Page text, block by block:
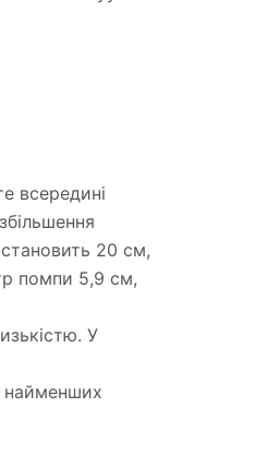
всередині
20 см,
помпи 5,9 см,
У
найменших